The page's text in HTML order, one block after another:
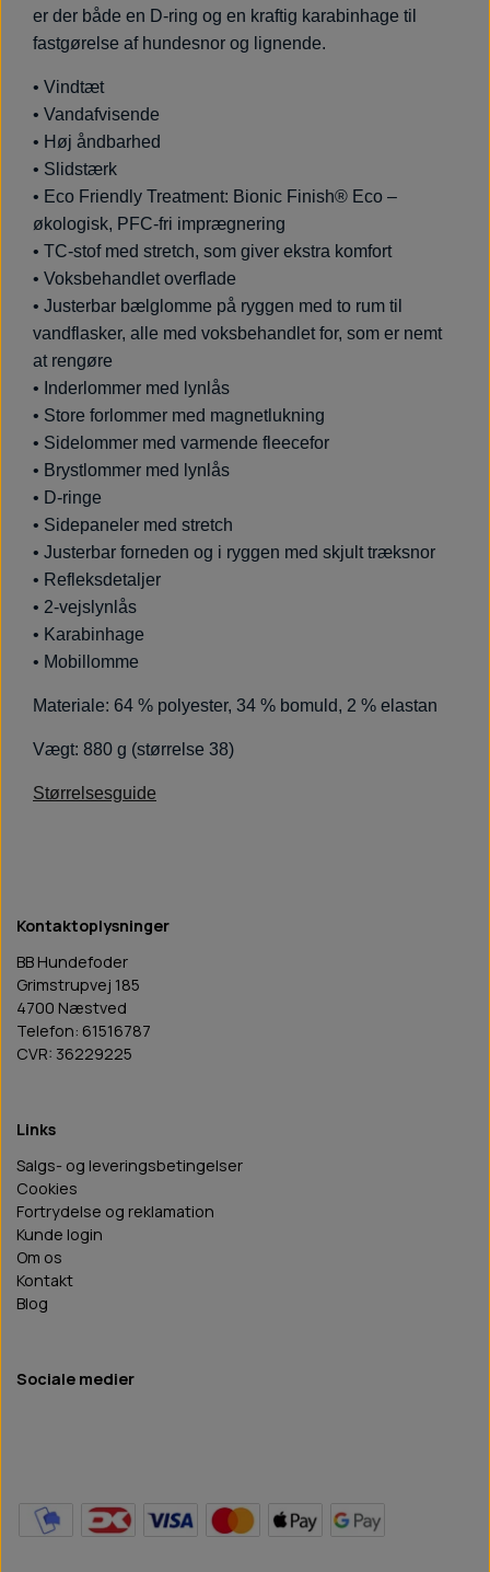
er der både en D-ring og en kraftig karabinhage til
fastgørelse af hundesnor og lignende.
• Vindtæt
• Vandafvisende
• Høj åndbarhed
• Slidstærk
• Eco Friendly Treatment: Bionic Finish® Eco –
økologisk, PFC-fri imprægnering
• TC-stof med stretch, som giver ekstra komfort
• Voksbehandlet overflade
• Justerbar bælglomme på ryggen med to rum til
vandflasker, alle med voksbehandlet for, som er nemt
at rengøre
• Inderlommer med lynlås
• Store forlommer med magnetlukning
• Sidelommer med varmende fleecefor
• Brystlommer med lynlås
• D-ringe
• Sidepaneler med stretch
• Justerbar forneden og i ryggen med skjult træksnor
• Refleksdetaljer
• 2-vejslynlås
• Karabinhage
• Mobillomme
Materiale: 64 % polyester, 34 % bomuld, 2 % elastan
Vægt: 880 g (størrelse 38)
Størrelsesguide
Kontaktoplysninger
BB Hundefoder
Grimstrupvej 185
4700 Næstved
Telefon: 61516787
CVR: 36229225
Links
Salgs- og leveringsbetingelser
Cookies
Fortrydelse og reklamation
Kunde login
Om os
Kontakt
Blog
Sociale medier